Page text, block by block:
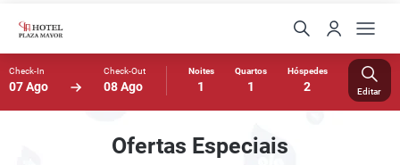
Check-In
07 Ago
Check-Out
08 Ago
Noites
1
Quartos
1
Hóspedes
2 Editar
Ofertas Especiais